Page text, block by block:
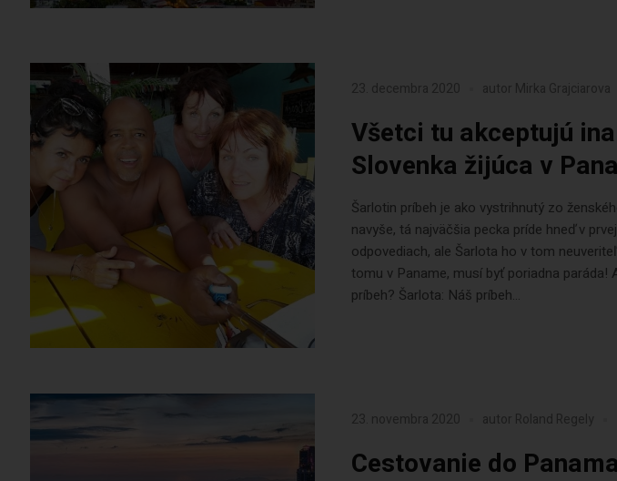
23. decembra 2020 autor Mirka Grajciarova
Všetci tu akceptujú
Slovenka žijúca v
Šarlotin príbeh je ako vystrihnutý zo
navyše, tá najväčšia pecka príde hneď v
odpovediach, ale Šarlota ho v tom
tomu v Paname, musí byť poriadna paráda!
príbeh? Šarlota: Náš príbeh...
23. novembra 2020 autor Roland Regely
Cestovanie do